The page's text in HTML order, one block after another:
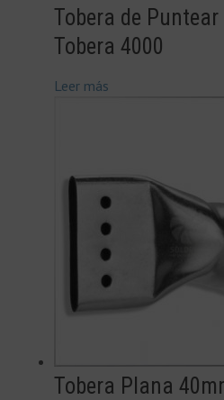
Tobera de
Tobera 4000
Leer más
Tobera Plana